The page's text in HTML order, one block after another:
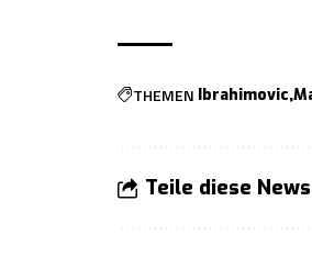
THEMEN Ibrahimovic
Teile diese News